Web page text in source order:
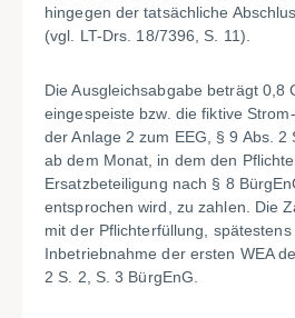
hingegen der tatsächliche
(vgl. LT-Drs. 18/7396, S. 11).
Die Ausgleichsabgabe beträgt 0,8
eingespeiste bzw. die fiktive Strom-
der Anlage 2 zum EEG, § 9 Abs. 2
ab dem Monat, in dem den
Ersatzbeteiligung nach § 8
entsprochen wird, zu zahlen. Die
mit der Pflichterfüllung,
Inbetriebnahme der ersten WEA
2 S. 2, S. 3 BürgEnG.